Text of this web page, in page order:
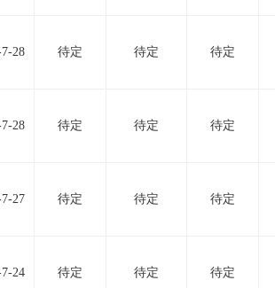
28 待定 待定 待定
28 待定 待定 待定
27 待定 待定 待定
24 待定 待定 待定